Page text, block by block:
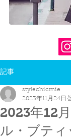
記事
2023年12
ル・ブテ
stylechicmie
2023年11月24日